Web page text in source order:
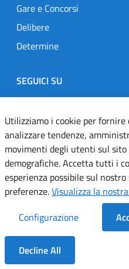
Dentro la Sezione
Gare e Concorsi
Delibere
Determine
SEGUICI SU
Designers Italia
TwitterInstagram
Dichiarazione di
Informativa cookie
Note legali
Servizi Applicativi
Utilizziamo i cookie per
analizzare tendenze,
movimenti degli utenti sul
demografiche. Accetta tutti i
esperienza possibile sul
preferenze.Visualizza la
Configurazione
Decline All